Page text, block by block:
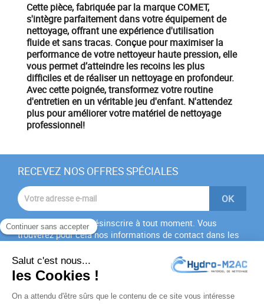
Cette pièce, fabriquée par la marqueCOMET,
s'intègre parfaitement dans votre équipement de
nettoyage, offrant une expérience d'utilisation
fluide et sans tracas. Conçue pour maximiser la
performance de votre nettoyeur haute pression, elle
vous permet d’atteindre les recoins les plus
difficiles et de réaliser un nettoyage en profondeur.
Avec cette poignée, transformez votre routine
d'entretien en un véritable jeu d'enfant. N'attendez
plus pour améliorer votre matériel de nettoyage
professionnel!
RECEVEZ NOS OFFRES SPÉCIALES
Vous pouvez vous désinscrire à tout moment. Vous
trouverez pour cela nos informations de contact dans les
J'accepte lesconditions générales
politique de
confidentialité